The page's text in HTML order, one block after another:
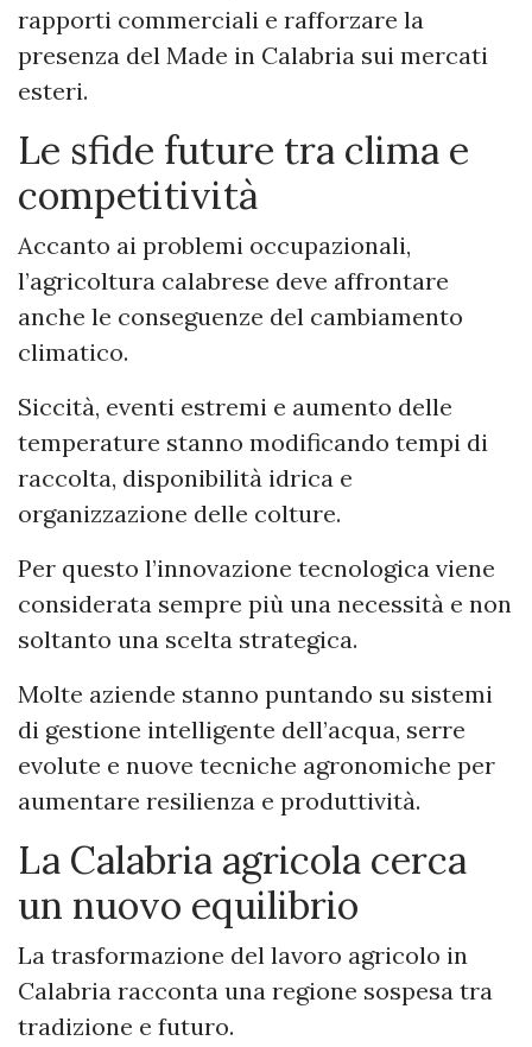
rapporti commerciali e rafforzare la
presenza del Made in Calabria sui mercati
esteri.
Le sfide future tra clima e
competitività
Accanto ai problemi occupazionali,
l’agricoltura calabrese deve affrontare
anche le conseguenze del cambiamento
climatico.
Siccità, eventi estremi e aumento delle
temperature stanno modificando tempi di
raccolta, disponibilità idrica e
organizzazione delle colture.
Per questo l’innovazione tecnologica viene
considerata sempre più una necessità e non
soltanto una scelta strategica.
Molte aziende stanno puntando su sistemi
di gestione intelligente dell’acqua, serre
evolute e nuove tecniche agronomiche per
aumentare resilienza e produttività.
La Calabria agricola cerca
un nuovo equilibrio
La trasformazione del lavoro agricolo in
Calabria racconta una regione sospesa tra
tradizione e futuro.